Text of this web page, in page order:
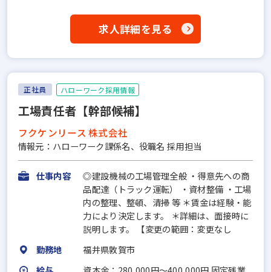
求人詳細を見る
正社員 ハローワーク採用情報
工場責任者【幹部候補】
フクケンリース 株式会社
情報元：ハローワーク課係名、役職名 採用担当
仕事内容
◎建設機械の工場管理全般 ・得意先への商
品配達（トラック運転） ・資材整備 ・工場
内の整理、整頓、清掃 等 ＊賃金は経験・能
力により決定します。 ＊詳細は、面接時に
説明します。 【変更の範囲：変更なし
勤務地
福井県敦賀市